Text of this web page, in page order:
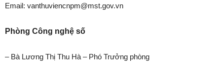
Email: vanthuviencnpm@mst.gov.vn
Phòng Công nghệ số
– Bà Lương Thị Thu Hà – Phó Trưởng phòng